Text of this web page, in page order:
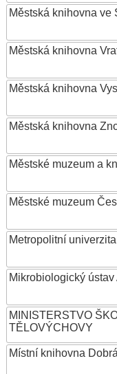
Městská knihovna ve
Městská knihovna
Městská knihovna
Městská knihovna
Městské muzeum a
Městské muzeum
Metropolitní
Mikrobiologický ústav
MINISTERSTVO
TĚLOVÝCHOVY
Místní knihovna Dobrá